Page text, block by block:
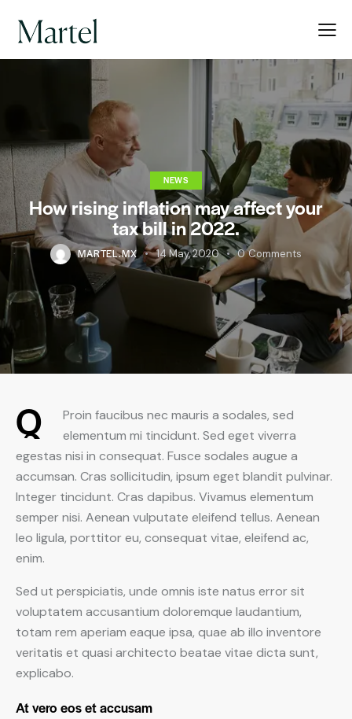
NEWS
How rising inflation may affect your
tax bill in 2022.
MARTEL.MX 14 May, 2020 0 Comments
Q
Proin faucibus nec mauris a sodales, sed
elementum mi tincidunt. Sed eget viverra
egestas nisi in consequat. Fusce sodales augue a
accumsan. Cras sollicitudin, ipsum eget blandit pulvinar.
Integer tincidunt. Cras dapibus. Vivamus elementum
semper nisi. Aenean vulputate eleifend tellus. Aenean
leo ligula, porttitor eu, consequat vitae, eleifend ac,
enim.
Sed ut perspiciatis, unde omnis iste natus error sit
voluptatem accusantium doloremque laudantium,
totam rem aperiam eaque ipsa, quae ab illo inventore
veritatis et quasi architecto beatae vitae dicta sunt,
explicabo.
At vero eos et accusam